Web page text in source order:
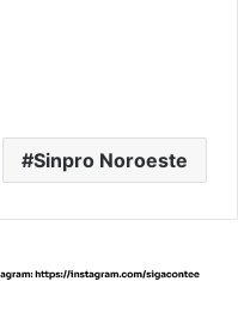
Sinpro Noroeste